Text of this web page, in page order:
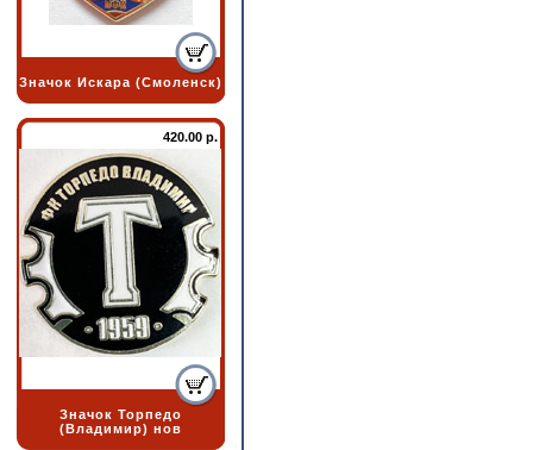
Значок Искара (Смоленск)
420.00 р.
Значок Торпедо
(Владимир) нов